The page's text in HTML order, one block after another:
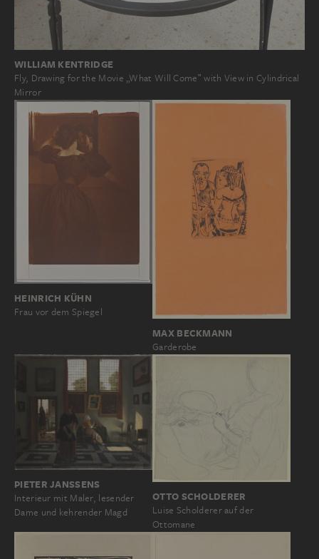
WILLIAM KENTRIDGE
Fly, Drawing for the Movie „What Will Come‟ with View in Cylindrical
Mirror
HEINRICH KÜHN
Frau vor dem Spiegel
MAX BECKMANN
Garderobe
PIETER JANSSENS
Interieur mit Maler, lesender
Dame und kehrender Magd
OTTO SCHOLDERER
Luise Scholderer auf der
Ottomane